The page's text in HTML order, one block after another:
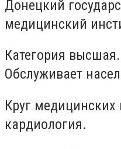
Донецкий
медицинский
Категория
Обслуживает
Круг медицинских
кардиология.